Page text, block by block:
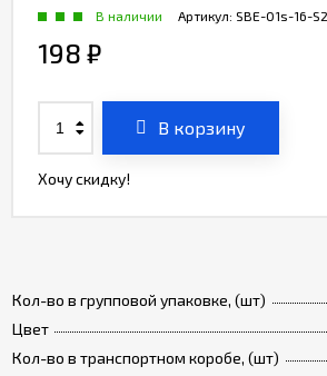
Кол-во в групповой упаковке, (шт)
Цвет
Кол-во в транспортном коробе, (шт)
Артикул: SBE-01s-16-
В наличии
198 ₽
В корзину
Хочу скидку!